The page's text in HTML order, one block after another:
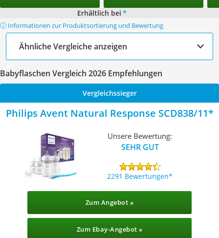
Erhältlich bei *
ⓘ Informationen zur Produktsortierung und Bewertung
Ähnliche Vergleiche anzeigen
Babyflaschen Vergleich 2026 Empfehlungen
Vergleichssieger
Philips Avent Natural Response SCD838/11
Unsere Bewertung:
SEHR GUT
2291 Bewertungen
Zum Angebot »
Zum Ebay-Angebot »